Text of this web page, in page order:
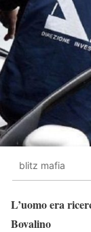
blitz mafia
L’uomo era
Bovalino